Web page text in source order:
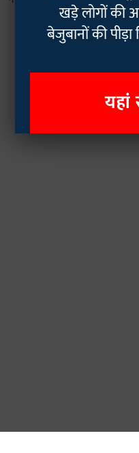
खड़े लोगों की
बेजुबानों की
यहां